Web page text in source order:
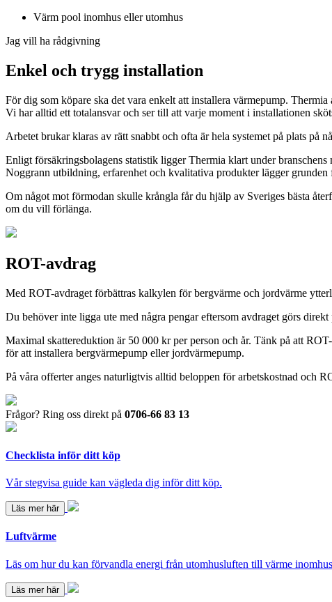
Värm pool inomhus eller utomhus
Jag vill ha rådgivning
Enkel och trygg installation
För dig som köpare ska det vara enkelt att installera värmepump.
Vi har alltid ett totalansvar och ser till att varje moment i installationen
Arbetet brukar klaras av rätt snabbt och ofta är hela systemet på plats på
Enligt försäkringsbolagens statistik ligger Thermia klart under branschens
Noggrann utbildning, erfarenhet och kvalitativa produkter lägger grunden
Om något mot förmodan skulle krångla får du hjälp av Sveriges bästa
om du vill förlänga.
ROT-avdrag
Med ROT-avdraget förbättras kalkylen för bergvärme och jordvärme
Du behöver inte ligga ute med några pengar eftersom avdraget görs
Maximal skattereduktion är 50 000 kr per person och år. Tänk på att
för att installera bergvärmepump eller jordvärmepump.
På våra offerter anges naturligtvis alltid beloppen för arbetskostnad och
Frågor? Ring oss direkt på 0706-66 83 13
Checklista inför ditt köp
Vår stegvisa guide kan vägleda dig inför ditt köp.
Läs mer här
Luftvärme
Läs om hur du kan förvandla energi från utomhusluften till värme
Läs mer här